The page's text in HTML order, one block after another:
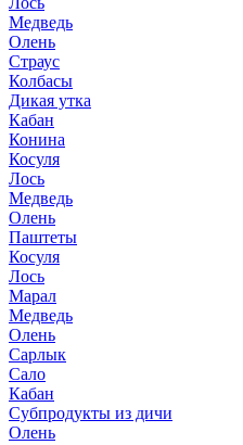
Медведь
Олень
Страус
Колбасы
Дикая утка
Кабан
Конина
Косуля
Лось
Медведь
Олень
Паштеты
Косуля
Лось
Марал
Медведь
Олень
Сарлык
Сало
Кабан
Субпродукты из дичи
Олень